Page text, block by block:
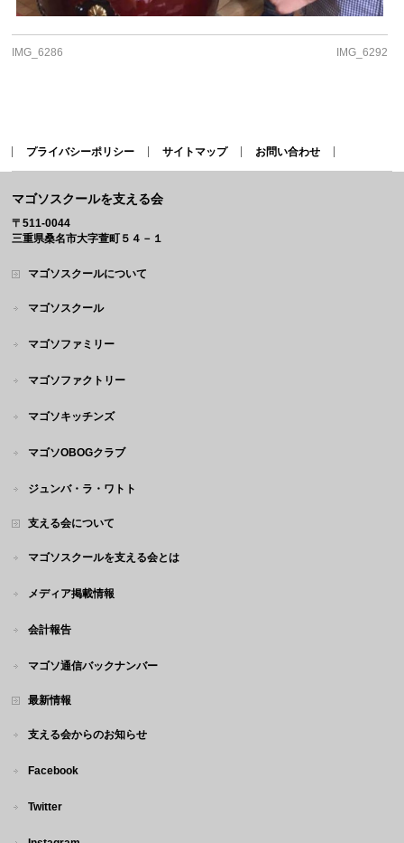
IMG_6286 IMG_6292
プライバシーポリシー サイトマップ お問い合わせ
マゴソスクールを支える会
〒511-0044
三重県桑名市大字萱町５４－１
マゴソスクールについて
マゴソスクール
マゴソファミリー
マゴソファクトリー
マゴソキッチンズ
マゴソOBOGクラブ
ジュンバ・ラ・ワトト
支える会について
マゴソスクールを支える会とは
メディア掲載情報
会計報告
マゴソ通信バックナンバー
最新情報
支える会からのお知らせ
Facebook
Twitter